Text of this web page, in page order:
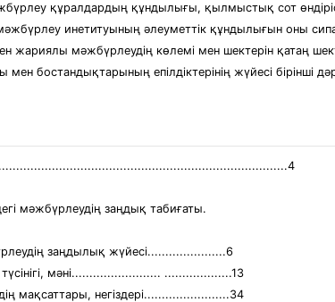
құралдардың құндылығы, қылмыстық сот
инетитуының әлеуметтік құндылығын оны
жариялы мәжбүрлеудің көлемі мен шектерін қатаң
бостандықтарының епілдіктерінің жүйесі
мәжбүрлеудің заңдық табиғаты.
заңдылық жүйесі......................6
мәні......................... ...................13
мақсаттары, негіздері........................34